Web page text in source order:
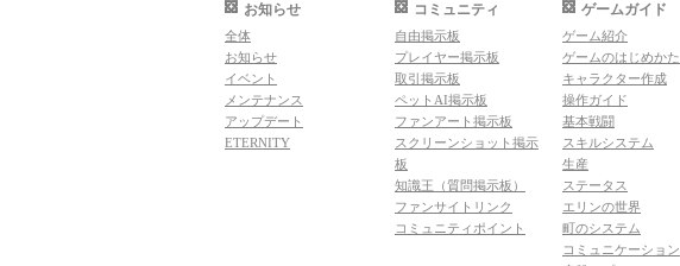
お知らせ
全体
お知らせ
イベント
メンテナンス
アップデート
ETERNITY
コミュニティ
自由掲示板
プレイヤー掲示板
取引掲示板
ペットAI掲示板
ファンアート掲示板
スクリーンショット掲示
板
知識王（質問掲示板）
ファンサイトリンク
コミュニティポイント
ゲームガイド
ゲーム紹介
ゲームのはじめかた
キャラクター作成
操作ガイド
基本戦闘
スキルシステム
生産
ステータス
エリンの世界
町のシステム
コミュニケーション